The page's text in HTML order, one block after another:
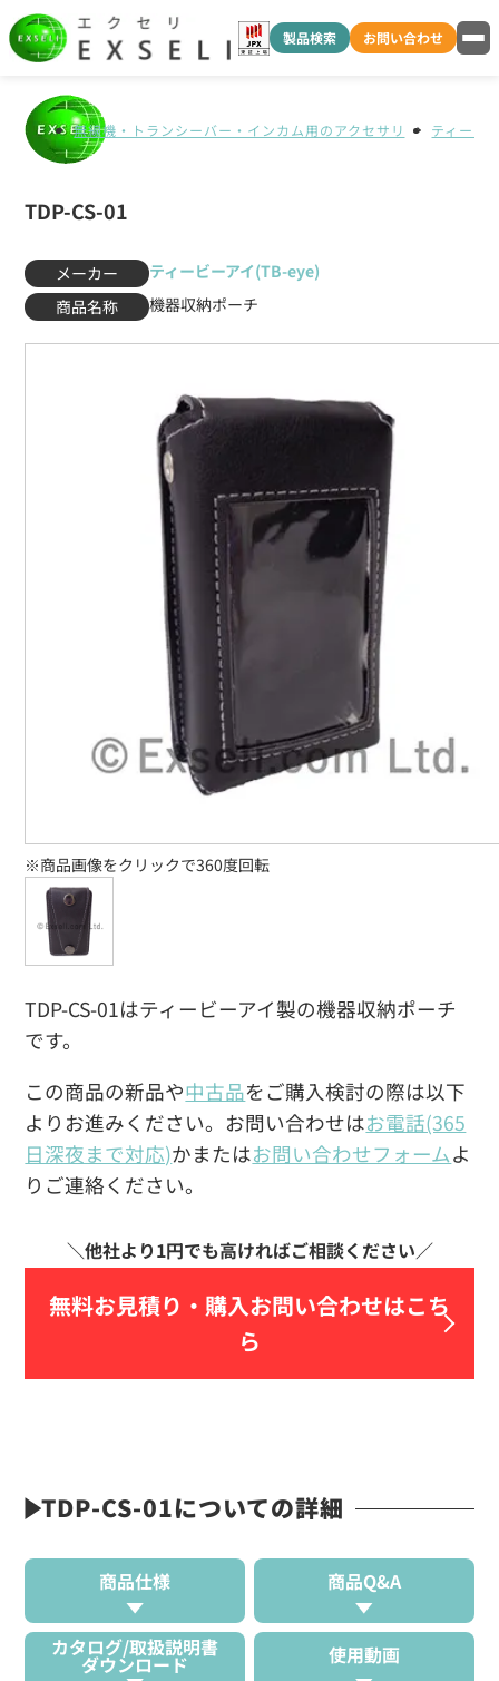
製品検索 お問い合わせ
無線機・トランシーバー・インカム用のアクセサリ ティービ
TDP-CS-01
メーカー
ティービーアイ(TB-eye)
商品名称
機器収納ポーチ
TDP-CS-01はティービーアイ製の機器収納ポーチ
です。
この商品の新品や中古品をご購入検討の際は以下
よりお進みください。お問い合わせはお電話(365
日深夜まで対応)かまたはお問い合わせフォームよ
りご連絡ください。
無料お見積り・ 購入お問い合わせはこち
ら
※商品画像をクリックで360度回転
TDP-CS-01についての詳細
商品仕様 商品Q&A
カタログ/取扱説明書
ダウンロード 使用動画